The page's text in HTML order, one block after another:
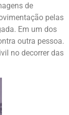
de
pelas
Em um dos
outra pessoa.
no decorrer das